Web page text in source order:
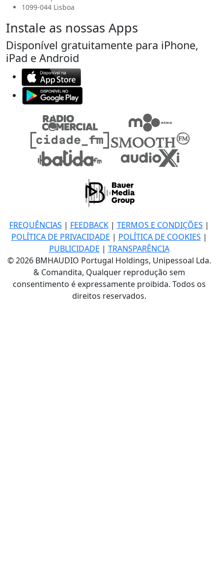
1099-044 Lisboa
Instale as nossas Apps
Disponível gratuitamente para iPhone,
iPad e Android
FREQUÊNCIAS | FEEDBACK| TERMOS E CONDIÇÕES |
POLÍTICA DE PRIVACIDADE | POLÍTICA DE COOKIES |
PUBLICIDADE | TRANSPARÊNCIA
© 2026 BMHAUDIO Portugal Holdings, Unipessoal Lda.
& Comandita, Qualquer reprodução sem
consentimento é expressamente proibida. Todos os
direitos reservados.